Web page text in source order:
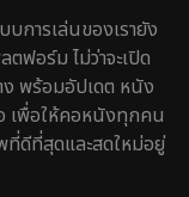
การเล่นของเรายัง
อร์ม ไม่ว่าจะเปิด
พร้อมอัปเดต หนัง
เพื่อให้คอหนังทุกคน
ดีที่สุดและสดใหม่อยู่